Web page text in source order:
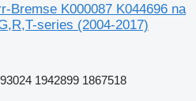
Bremse K000087 K044696 na
series (2004-2017)
1942899 1867518